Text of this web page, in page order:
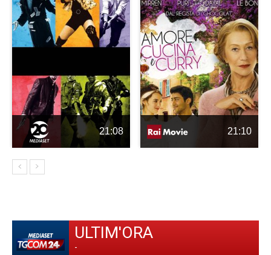
21:08 21:10
ULTIM'ORA
-